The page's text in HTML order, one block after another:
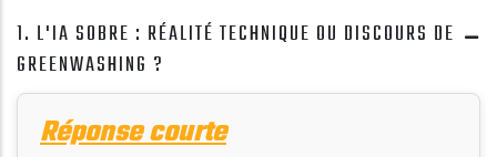
1. L'IA SOBRE : RÉALITÉ TECHNIQUE OU DISCOURS DE
GREENWASHING ?
Réponse courte